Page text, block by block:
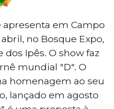
apresenta em Campo
no Bosque Expo,
Ipês. O show faz
mundial "D". O
homenagem ao seu
lançado em agosto